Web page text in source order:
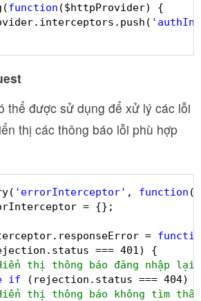
function ($httpProvider) {
thể được sử dụng để xử lý các lỗi
thị các thông báo lỗi phù hợp
'errorInterceptor' , function
= {};
=
=== 401) {
thị thông báo đăng nhập lại
if
(rejection.status === 404) {
thị thông báo không tìm